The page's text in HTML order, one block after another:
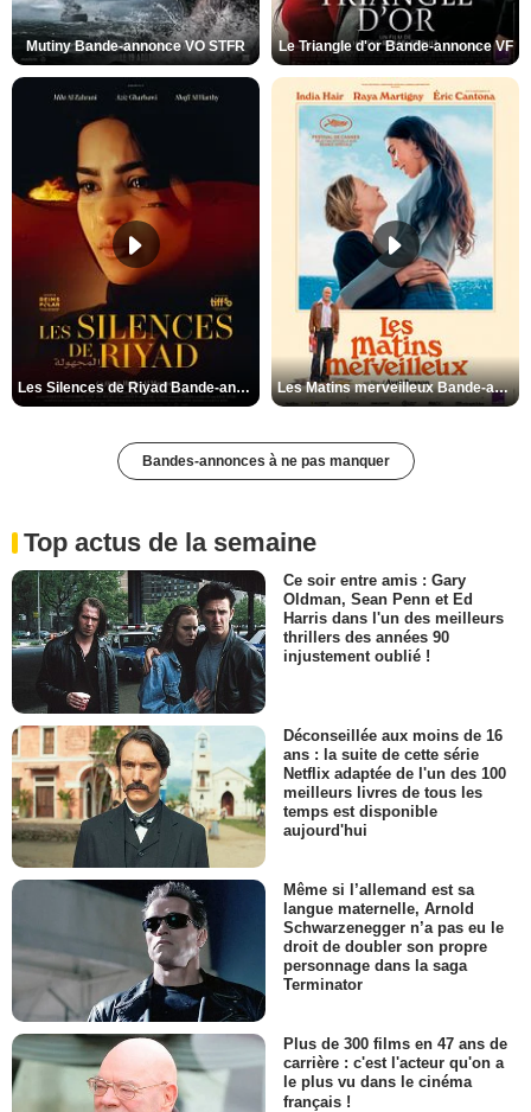
Mutiny Bande-annonce VO STFR Le Triangle d'or Bande-annonce VF
Les Silences de Riyad Bande-annonce VO STFR Les Matins merveilleux Bande-annonce VF
Bandes-annonces à ne pas manquer
Top actus de la semaine
Ce soir entre amis : Gary
Oldman, Sean Penn et Ed
Harris dans l'un des meilleurs
thrillers des années 90
injustement oublié !
Déconseillée aux moins de 16
ans : la suite de cette série
Netflix adaptée de l'un des 100
meilleurs livres de tous les
temps est disponible
aujourd'hui
Même si l’allemand est sa
langue maternelle, Arnold
Schwarzenegger n’a pas eu le
droit de doubler son propre
personnage dans la saga
Terminator
Plus de 300 films en 47 ans de
carrière : c'est l'acteur qu'on a
le plus vu dans le cinéma
français !